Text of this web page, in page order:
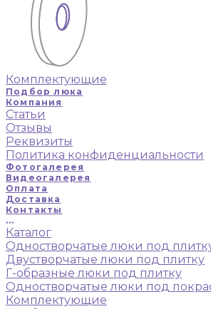
Комплектующие
Подбор люка
Компания
Статьи
Отзывы
Реквизиты
Политика конфиденциальности
Фотогалерея
Видеогалерея
Оплата
Доставка
Контакты
...
Каталог
Одностворчатые люки под
Двустворчатые люки под плитку
Г-образные люки под плитку
Одностворчатые люки под
Комплектующие